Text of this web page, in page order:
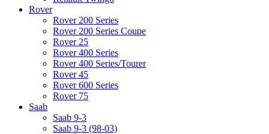
Rover
Rover 200 Series
Rover 200 Series Coupe
Rover 25
Rover 400 Series
Rover 400 Series/Tourer
Rover 45
Rover 600 Series
Rover 75
Saab
Saab 9-3
Saab 9-3 (98-03)